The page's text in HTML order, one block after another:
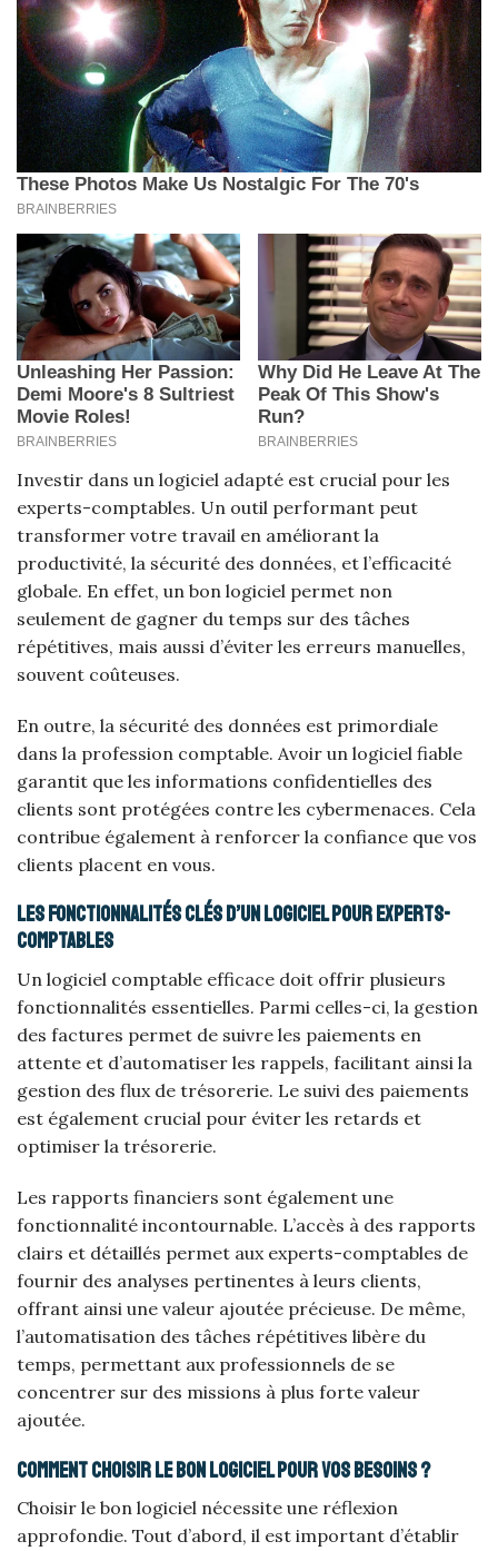
Investir dans un logiciel adapté est crucial pour les
experts-comptables. Un outil performant peut
transformer votre travail en améliorant la
productivité, la sécurité des données, et l’efficacité
globale. En effet, un bon logiciel permet non
seulement de gagner du temps sur des tâches
répétitives, mais aussi d’éviter les erreurs manuelles,
souvent coûteuses.
En outre, la sécurité des données est primordiale
dans la profession comptable. Avoir un logiciel fiable
garantit que les informations confidentielles des
clients sont protégées contre les cybermenaces. Cela
contribue également à renforcer la confiance que vos
clients placent en vous.
Les fonctionnalités clés d’un logiciel pour experts-
comptables
Un logiciel comptable efficace doit offrir plusieurs
fonctionnalités essentielles. Parmi celles-ci, la gestion
des factures permet de suivre les paiements en
attente et d’automatiser les rappels, facilitant ainsi la
gestion des flux de trésorerie. Le suivi des paiements
est également crucial pour éviter les retards et
optimiser la trésorerie.
Les rapports financiers sont également une
fonctionnalité incontournable. L’accès à des rapports
clairs et détaillés permet aux experts-comptables de
fournir des analyses pertinentes à leurs clients,
offrant ainsi une valeur ajoutée précieuse. De même,
l’automatisation des tâches répétitives libère du
temps, permettant aux professionnels de se
concentrer sur des missions à plus forte valeur
ajoutée.
Comment choisir le bon logiciel pour vos besoins ?
Choisir le bon logiciel nécessite une réflexion
approfondie. Tout d’abord, il est important d’établir